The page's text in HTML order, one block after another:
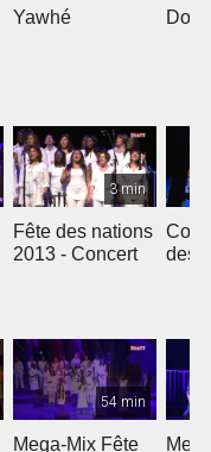
Yawhé
3 min
Fête des nations
2013 - Concert
des
54 min
Mega-Mix Fête